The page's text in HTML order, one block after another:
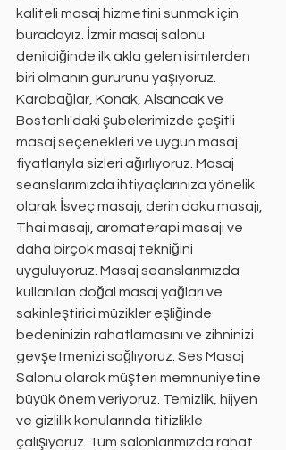
kaliteli masaj hizmetini sunmak için
buradayız. İzmir masaj salonu
denildiğinde ilk akla gelen isimlerden
biri olmanın gururunu yaşıyoruz.
Karabağlar, Konak, Alsancak ve
Bostanlı'daki şubelerimizde çeşitli
masaj seçenekleri ve uygun masaj
fiyatlarıyla sizleri ağırlıyoruz. Masaj
seanslarımızda ihtiyaçlarınıza yönelik
olarak İsveç masajı, derin doku masajı,
Thai masajı, aromaterapi masajı ve
daha birçok masaj tekniğini
uyguluyoruz. Masaj seanslarımızda
kullanılan doğal masaj yağları ve
sakinleştirici müzikler eşliğinde
bedeninizin rahatlamasını ve zihninizi
gevşetmenizi sağlıyoruz. Ses Masaj
Salonu olarak müşteri memnuniyetine
büyük önem veriyoruz. Temizlik, hijyen
ve gizlilik konularında titizlikle
çalışıyoruz. Tüm salonlarımızda rahat